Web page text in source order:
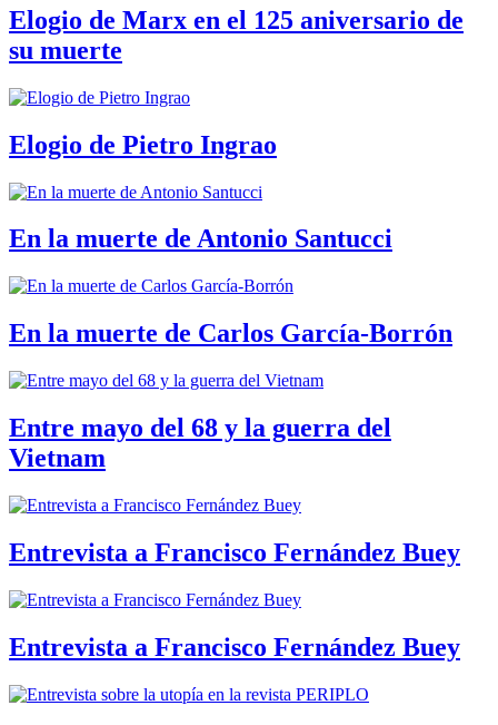
Elogio de Marx en el 125 aniversario de
su muerte
Elogio de Pietro Ingrao
En la muerte de Antonio Santucci
En la muerte de Carlos García-Borrón
Entre mayo del 68 y la guerra del
Vietnam
Entrevista a Francisco Fernández Buey
Entrevista a Francisco Fernández Buey